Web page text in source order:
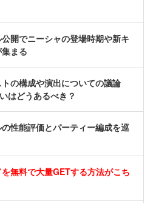
開でニーシャの登場時期や新キ
まる
トの構成や演出についての議論
はどうあるべき？
の性能評価とパーティー編成を巡
を無料で大量GETする方法がこち